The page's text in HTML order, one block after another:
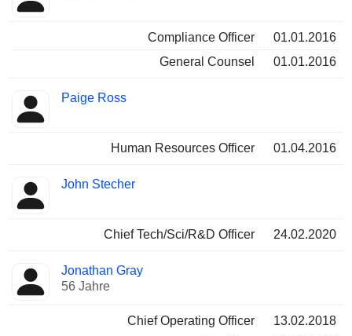
Compliance Officer
01.01.2016
General Counsel
01.01.2016
Paige Ross
Human Resources Officer 01.04.2016
John Stecher
Chief Tech/Sci/R&D Officer 24.02.2020
Jonathan Gray
56 Jahre
Chief Operating Officer
13.02.2018